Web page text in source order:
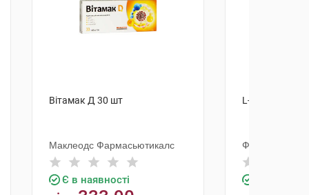
Вітамак Д 30 шт
Маклеодс Фармасьютикалс
Є в наявності
L-AKK
Форсаж плюс